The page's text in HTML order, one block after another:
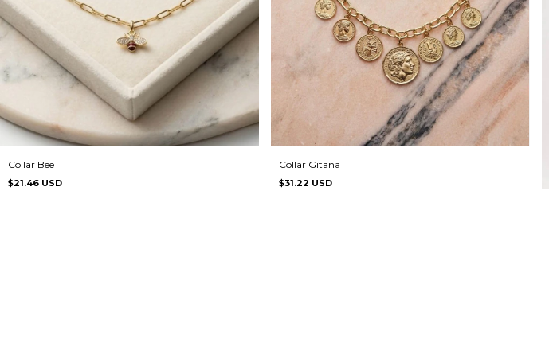
Collar Bee
$21.46 USD
Collar Gitana
$31.22 USD